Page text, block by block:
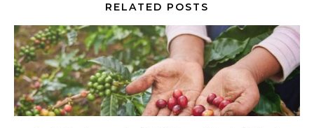
RELATED POSTS